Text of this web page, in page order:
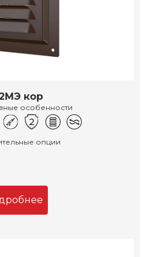
кор
особенности
опции